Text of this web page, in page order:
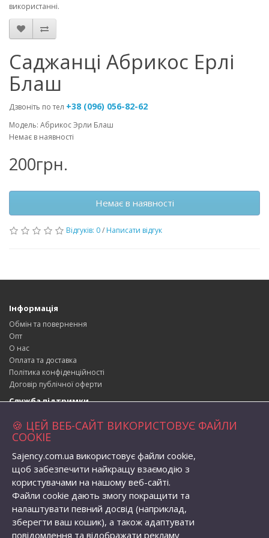
використанні.
Саджанці Абрикос Ерлі
Блаш
Дзвоніть по тел +38 (096) 056-82-62
Модель: Абрикос Эрли Блаш
Немає в наявності
200грн.
Немає в наявності
Відгуків: 0/ Написати відгук
Інформація
Обмін та повернення
Опт
О нас
Оплата та доставка
Політика конфіденційності
Договір публічної оферти
Служба підтримки
Повернення товару
Карта сайту
Адреса магазина
вул. Набережна 1, село Бабичівка,
Глобинська територіальна громада, Кременчуцький район,
Полтавська область, Україна, індекс: 39073
Телефон:+38 (096) 056-82-62
Email:semenovolodymyr@gmail.com
🍪 ЦЕЙ ВЕБ-САЙТ ВИКОРИСТОВУЄ ФАЙЛИ
COOKIE
Sajency.com.ua використовує файли cookie,
щоб забезпечити найкращу взаємодію з
користувачами на нашому веб-сайті.
Файли cookie дають змогу покращити та
налаштувати певний досвід (наприклад,
зберегти ваш кошик), а також адаптувати
повідомлення та відображати рекламу